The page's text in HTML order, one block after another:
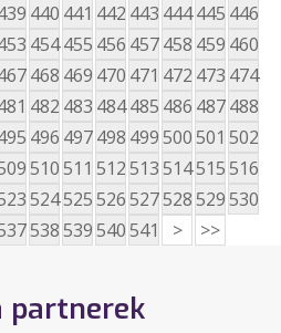
440 441 442 443 444445 446
454455 456 457458 459 460
468 469 470 471 472 473 474
482 483 484485 486 487488
496 497498 499500501 502
510511 512513514515516
524525526527528529530
538539540541 > >>
partnerek